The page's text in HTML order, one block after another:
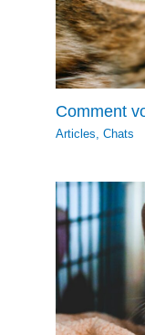
Comment
Articles,Chats